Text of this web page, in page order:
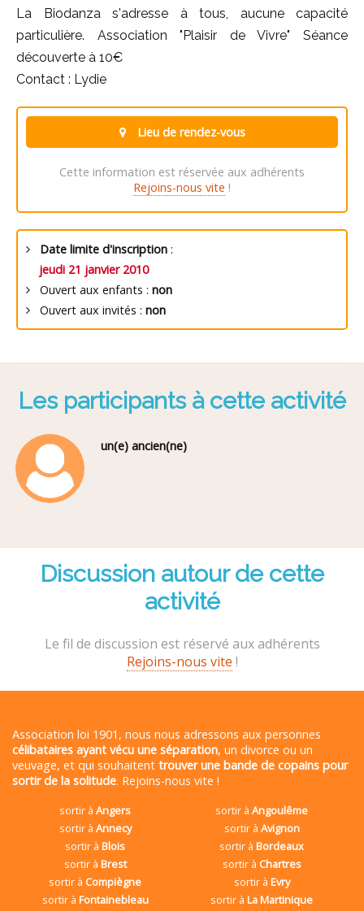
La Biodanza s'adresse à tous, aucune capacité
particulière. Association "Plaisir de Vivre" Séance
découverte à 10€
Contact : Lydie
Lieu de rendez-vous
Cette information est réservée aux adhérents
Rejoins-nous vite !
Date limite d'inscription :
jeudi 21 janvier 2010
Ouvert aux enfants : non
Ouvert aux invités : non
Les participants à cette activité
un(e) ancien(ne)
Discussion autour de cette
activité
Le fil de discussion est réservé aux adhérents
Rejoins-nous vite !
Association loi 1901, nous nous adressons aux personnes
célibataires ayant vécu une séparation, un divorce ou un
veuvage, et qui souhaitent trouver une bande de copains pour
sortir de la solitude. Rejoins-nous vite !
sortir àAngers sortir àAngoulême
sortir à Annecy sortir à Avignon
sortir àBlois sortir àBordeaux
sortir à Brest sortir à Chartres
sortir à Compiègne sortir à Evry
sortir à Fontainebleau sortir àLa Martinique